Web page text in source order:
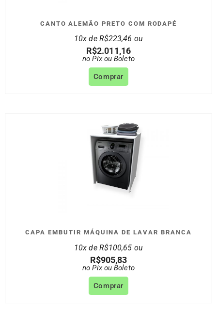
CANTO ALEMÃO PRETO COM RODAPÉ
10x de R$223,46 ou
R$2.011,16
no Pix ou Boleto
Comprar
CAPA EMBUTIR MÁQUINA DE LAVAR BRANCA
10x de R$100,65 ou
R$905,83
no Pix ou Boleto
Comprar